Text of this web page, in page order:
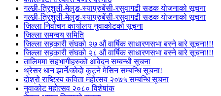
गल्छी-त्रिशुली-मेलुङ-स्याप्रुबेंसी-रसुवागढी सडक योजनाको सूचना
गल्छी-त्रिशुली-मेलुङ-स्याप्रुबेंसी-रसुवागढी सडक योजनाको सूचना
जिल्ला निर्वाचन कार्यालय नुवाकोटको सूचना
जिल्ला समन्वय समिति
जिल्ला सहकारी संघको २७ औं वार्षिक साधारणसभा बस्ने बारे सूचना!!!
जिल्ला सहकारी संघको २८ औं वार्षिक साधारणसभा बस्ने बारे सूचना!!!
तालिममा सहभागीहरुको आवेदन सम्बन्धी सूचना
थ्रेसर धान झार्ने/काेदाे कुट्ने मेसिन सम्बन्धि सूचना!
दोश्रो राष्ट्रिय कविता महोत्सव २०७५ सम्बन्धि सूचना
नुवाकोट महोत्सव २०८० विशेषांक